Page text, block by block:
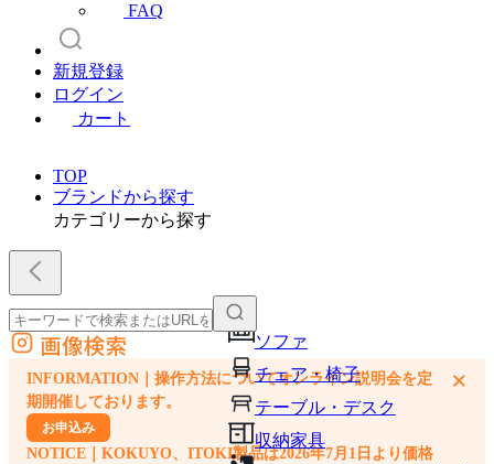
FAQ
新規登録
ログイン
カート
TOP
ブランドから探す
カテゴリーから探す
ソファ
チェア・椅子
テーブル・デスク
収納家具
外部サイトの商品をカートに追加
他のサイトで見つけた商品ページのURLを貼り付けて、カートに追加できます
画像検索
INFORMATION｜操作方法についてオンライン説明会を定
期開催しております。
お申込み
NOTICE｜KOKUYO、ITOKI製品は2026年7月1日より価格
×